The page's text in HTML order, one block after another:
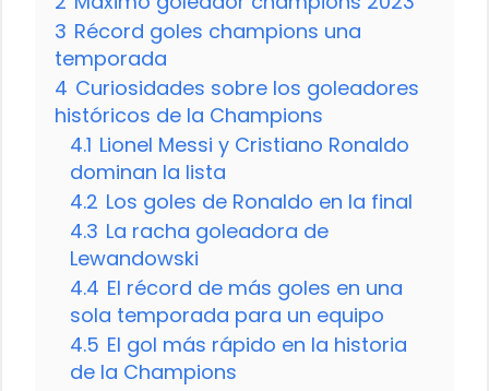
3 Récord goles champions una
temporada
4 Curiosidades sobre los goleadores
históricos de la Champions
4.1 Lionel Messi y Cristiano Ronaldo
dominan la lista
4.2 Los goles de Ronaldo en la final
4.3 La racha goleadora de
Lewandowski
4.4 El récord de más goles en una
sola temporada para un equipo
4.5 El gol más rápido en la historia
de la Champions